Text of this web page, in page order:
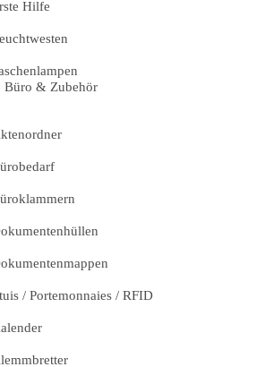
Hilfe
Büro & Zubehör
/ Portemonnaies / RFID